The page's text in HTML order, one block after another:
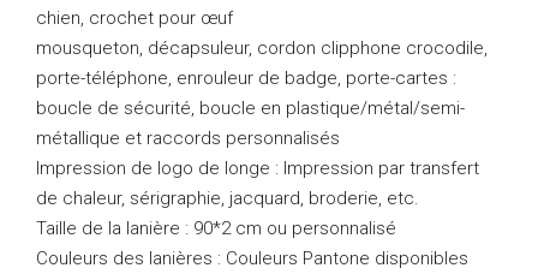
chien, crochet pour œuf
mousqueton, décapsuleur, cordon clipphone crocodile,
porte-téléphone, enrouleur de badge, porte-cartes :
boucle de sécurité, boucle en plastique/métal/semi-
métallique et raccords personnalisés
Impression de logo de longe : Impression par transfert
de chaleur, sérigraphie, jacquard, broderie, etc.
Taille de la lanière : 90*2 cm ou personnalisé
Couleurs des lanières : Couleurs Pantone disponibles